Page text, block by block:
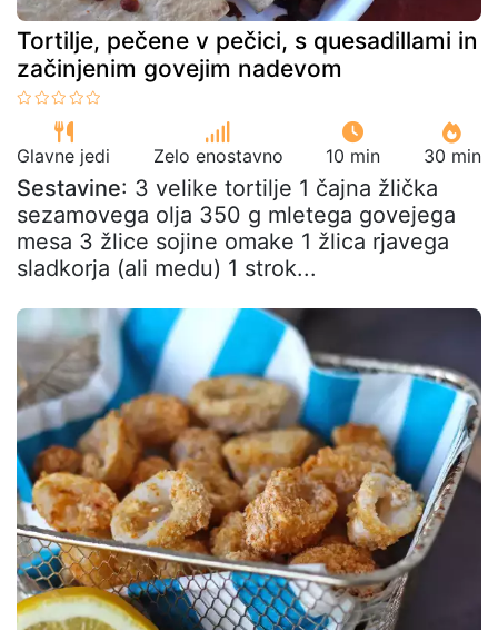
Tortilje, pečene v pečici, s quesadillami in
začinjenim govejim nadevom
Glavne jedi Zelo enostavno 10 min 30 min
Sestavine: 3 velike tortilje 1 čajna žlička
sezamovega olja 350 g mletega govejega
mesa 3 žlice sojine omake 1 žlica rjavega
sladkorja (ali medu) 1 strok...